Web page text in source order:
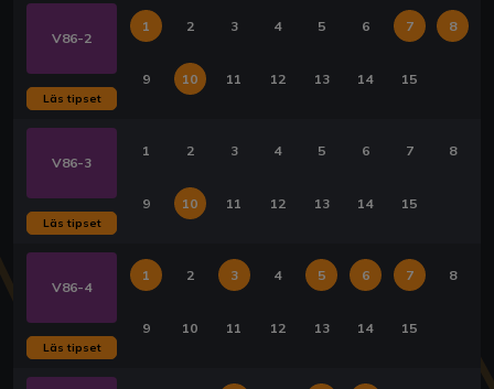
V86-2
Läs tipset
1 2 3 4 5 6 7 8
9 10 11 12 13 14 15
V86-3
Läs tipset
1 2 3 4 5 6 7 8
9 10 11 12 13 14 15
V86-4
Läs tipset
1 2 3 4 5 6 7 8
9 10 11 12 13 14 15